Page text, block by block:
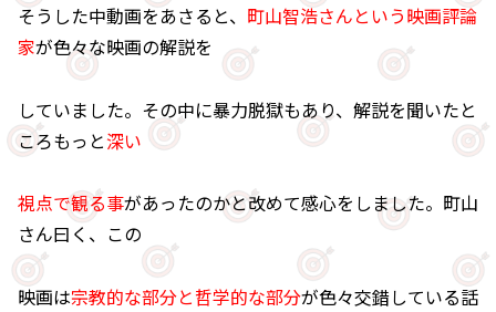
そうした中動画をあさると、 町山智浩さんという映画評論
家が色々な映画の解説を
していました。その中に暴力脱獄もあり、解説を聞いたと
ころもっと深い
視点で観る事があったのかと改めて感心をしました。町山
さん曰く、この
映画は宗教的な部分と哲学的な部分が色々交錯している話